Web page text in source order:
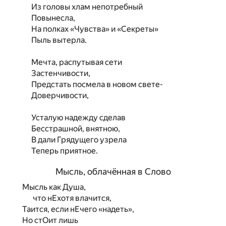
Из головы хлам непотребный
Повынесла,
На полках «Чувства» и «Секреты»
Пыль вытерла.
Мечта, распутывая сети
Застенчивости,
Предстать посмела в новом свете-
Доверчивости,
Усталую надежду сделав
Бесстрашной, внятною,
В дали Грядущего узрела
Теперь приятное.
Мысль, облачённая в Слово
Мысль как Душа,
что нЕхотя влачится,
Таится, если нЕчего «надеть»,
Но стОит лишь